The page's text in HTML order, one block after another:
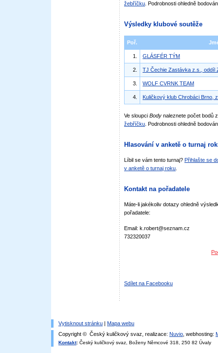
žebříčku . Podrobnosti ohledně
Výsledky klubové soutěže
Poř.
1. GLÁSFÉR TÝM
2. TJ Čechie Zastávka z.s., oddíl
3. WOLF CVRNK TEAM
4. Kuličkový klub Chrobáci Brno,
Ve sloupci Body naleznete počet bodů
žebříčku . Podrobnosti ohledně
Hlasování v anketě o turnaj
Líbil se vám tento turnaj? Přihlašte se
v anketě o turnaj roku
Kontakt na pořadatele
Máte-li jakékoliv dotazy ohledně
pořadatele:
Email: k.robert@seznam.cz
732320037
Sdílet na Facebooku
Vytisknout stránku | Mapa webu
Copyright © Český kuličkový svaz, realizace: Nuvio , webhosting:
Kontakt: Český kuličkový svaz, Boženy Němcové 318, 250 82 Úvaly